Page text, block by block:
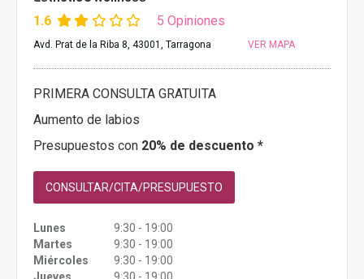
1.6 5 Opiniones
Avd. Prat de la Riba 8, 43001, Tarragona VER MAPA
PRIMERA CONSULTA GRATUITA
Aumento de labios
Presupuestos con 20% de descuento *
CONSULTAR/CITA/PRESUPUESTO
Lunes
9:30 - 19:00
Martes
9:30 - 19:00
Miércoles
9:30 - 19:00